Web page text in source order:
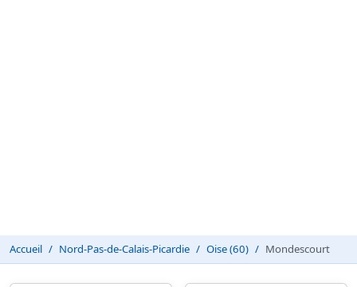
Accueil Nord-Pas-de-Calais-Picardie Oise (60) Mondescourt